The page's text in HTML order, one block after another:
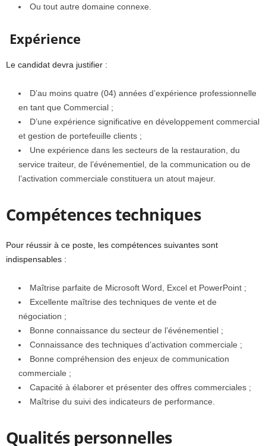
Ou tout autre domaine connexe.
Expérience
Le candidat devra justifier :
D’au moins quatre (04) années d’expérience professionnelle
en tant que Commercial ;
D’une expérience significative en développement commercial
et gestion de portefeuille clients ;
Une expérience dans les secteurs de la restauration, du
service traiteur, de l’événementiel, de la communication ou de
l’activation commerciale constituera un atout majeur.
Compétences techniques
Pour réussir à ce poste, les compétences suivantes sont
indispensables :
Maîtrise parfaite de Microsoft Word, Excel et PowerPoint ;
Excellente maîtrise des techniques de vente et de
négociation ;
Bonne connaissance du secteur de l’événementiel ;
Connaissance des techniques d’activation commerciale ;
Bonne compréhension des enjeux de communication
commerciale ;
Capacité à élaborer et présenter des offres commerciales ;
Maîtrise du suivi des indicateurs de performance.
Qualités personnelles